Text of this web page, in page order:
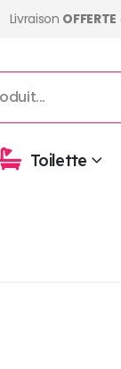
Livraison OFFERTE
Toilette